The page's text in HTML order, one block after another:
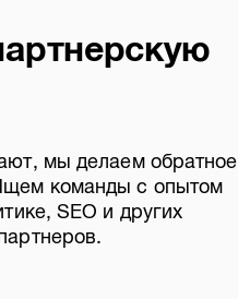
МЕНЕДЖМЕНТ
мы делаем обратное
команды c опытом
SEO и других